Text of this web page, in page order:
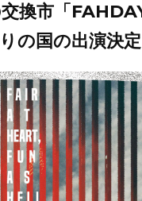
換市「
の国の出演決定